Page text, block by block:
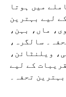
میں ہوتا
لیے بہترین
ماں، بہن،
سالگرہ،
ویلنٹائن،
کے لیے
بہترین تحفہ۔